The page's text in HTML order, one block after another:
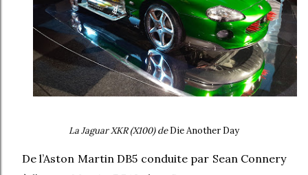
La Jaguar XKR (X100) deDie Another Day
De l’Aston Martin DB5 conduite par Sean Connery